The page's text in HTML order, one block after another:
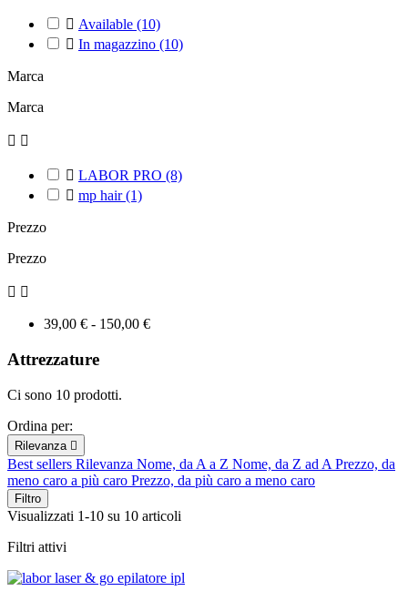
 Available (10)
 In magazzino (10)
Marca
Marca
 
 LABOR PRO (8)
 mp hair(1)
Prezzo
Prezzo
 
39,00 € - 150,00 €
Attrezzature
Ci sono 10 prodotti.
Ordina per:
Rilevanza 
Best sellers Rilevanza Nome, da A a Z Nome, da Z ad A Prezzo, da
meno caro a più caro Prezzo, da più caro a meno caro
Filtro
Visualizzati 1-10 su 10 articoli
Filtri attivi